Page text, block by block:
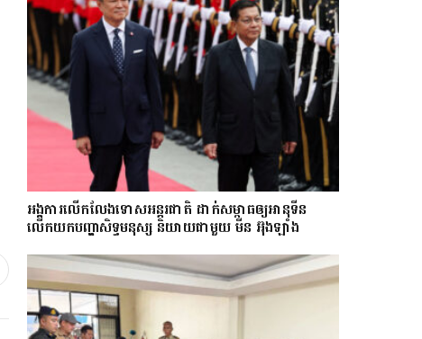
អង្គការលើកលែងទោសអន្តរជាតិ ដាក់សម្ពាធឲ្យអានុទីន
លើកយកបញ្ហាសិទ្ធមនុស្ស និយាយជាមួយ មីន អ៊ុងឡាំង